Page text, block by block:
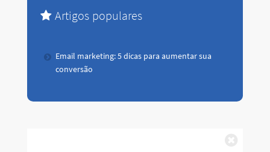
Artigos populares
Email marketing: 5 dicas para aumentar sua
conversão